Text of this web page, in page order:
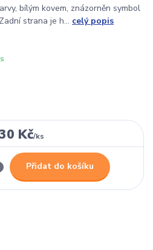
bílým kovem, znázorněn symbol
strana je h... celý popis
Kč/ks
Přidat do košíku